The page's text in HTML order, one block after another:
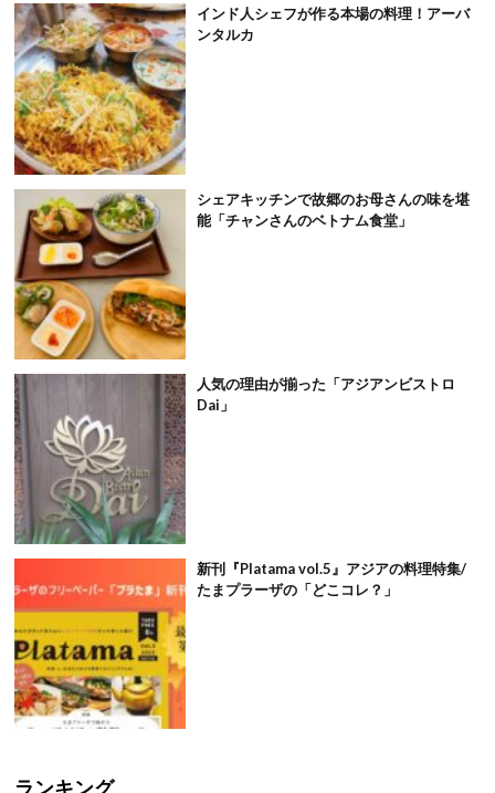
インド人シェフが作る本場の料理！アーバ
ンタルカ
シェアキッチンで故郷のお母さんの味を堪
能「チャンさんのベトナム食堂」
人気の理由が揃った「アジアンビストロ
Dai」
新刊『Platama vol.5』アジアの料理特集/
たまプラーザの「どこコレ？」
ランキング